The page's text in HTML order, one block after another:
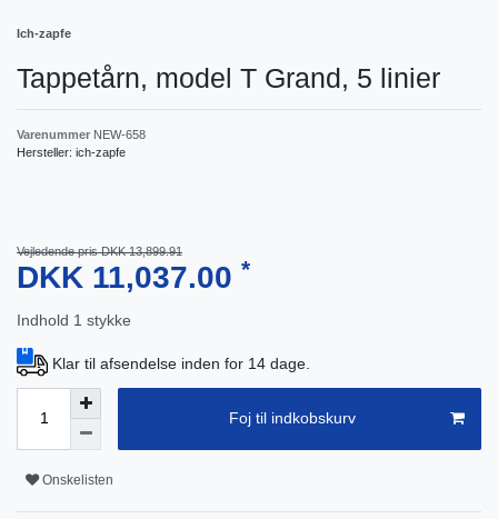
Ich-zapfe
Tappetårn, model T Grand, 5 linier
Varenummer NEW-658
Hersteller: ich-zapfe
Vejledende pris DKK 13,899.91
DKK 11,037.00 *
Indhold 1 stykke
Klar til afsendelse inden for 14 dage.
Foj til indkobskurv
Onskelisten